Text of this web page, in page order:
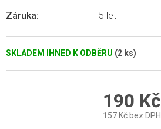
SKLADEM IHNED K ODBĚRU (2 ks)
Záruka: 5 let
190 Kč
157 Kč bez DPH